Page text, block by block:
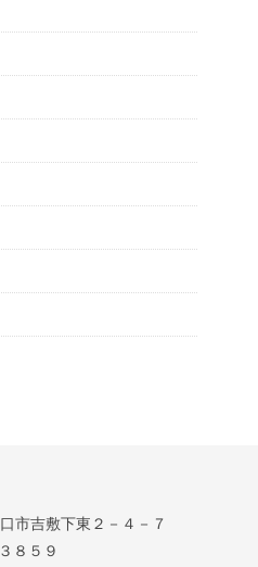
市吉敷下東２－４－７
８５９